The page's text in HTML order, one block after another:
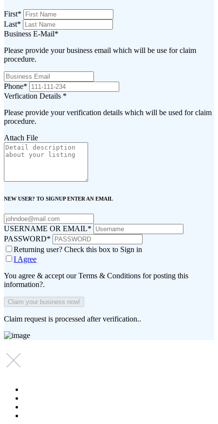
First*
Last*
Business E-Mail*
Please provide your business email which will be use for claim
procedure.
Phone*
Verfication Details *
Please provide your verification details which will be used for claim
procedure.
Attach File
NEW USER? TO SIGNUP ENTER AN EMAIL
USERNAME OR EMAIL*
PASSWORD*
Returning user? Check this box to Sign in
I Agree
You agree & accept our Terms & Conditions for posting this
information?.
Claim request is processed after verification..